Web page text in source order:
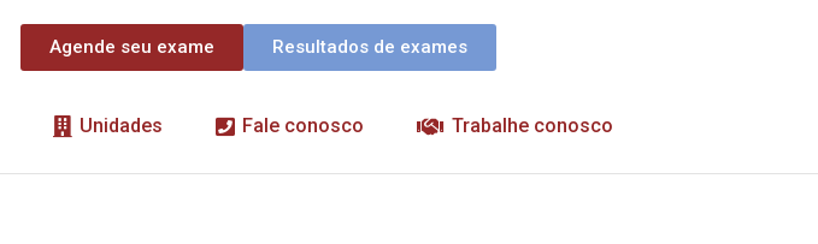
Agende seu exame Resultados de exames
Unidades Fale conosco Trabalhe conosco